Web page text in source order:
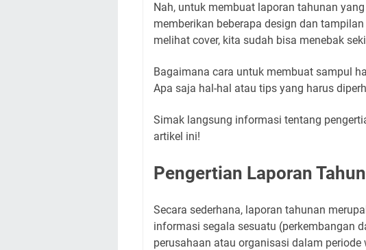
Nah, untuk membuat laporan tahunan
memberikan beberapa design dan
melihat cover, kita sudah bisa menebak
Bagaimana cara untuk membuat sampul
Apa saja hal-hal atau tips yang harus
Simak langsung informasi tentang
artikel ini!
Pengertian Laporan
Secara sederhana, laporan tahunan
informasi segala sesuatu (perkembangan
perusahaan atau organisasi dalam periode